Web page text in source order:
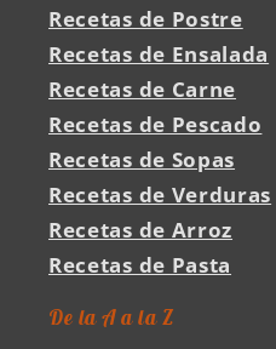
Recetas de Postre
Recetas de Ensalada
Recetas de Carne
Recetas de Pescado
Recetas de Sopas
Recetas de Verduras
Recetas de Arroz
Recetas de Pasta
De la A a la Z